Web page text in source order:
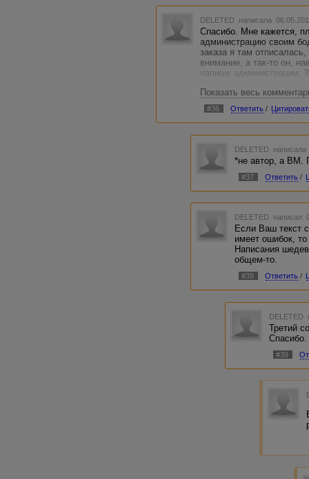
DELETED написала
Спасибо. Мне кажется,
администрацию своим
заказа я там
внимание, а так-то он,
напишу администрации:
впрямь отнюдь не
имел ли он право? Ну,
напишет про женские
слова нужное для его ТЗ
Наверняка сам считает
проверял и прочее...
Показать весь
#36 Ответить /
DELETED
*не автор, а ВМ.
#37 Ответить /
DELETED написал
Если Ваш текст
имеет ошибок,
Написания
общем-то.
#38 Ответить /
DELETED
Третий
Спасибо.
#39